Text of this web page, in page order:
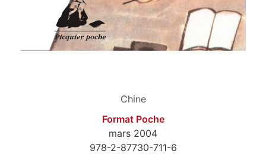
Chine
Format Poche
mars 2004
978-2-87730-711-6